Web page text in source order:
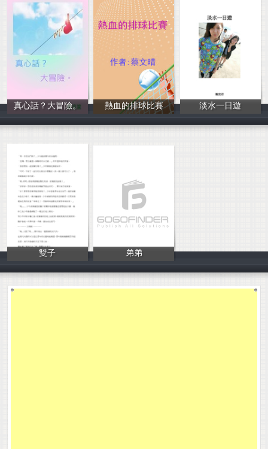
真心話？大冒險。
李淳萱
熱血的排球比賽
蔡文晴
淡水一日遊
謝宜君
雙子
YM
弟弟
宋家瑜